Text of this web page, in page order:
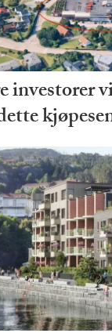
investorer